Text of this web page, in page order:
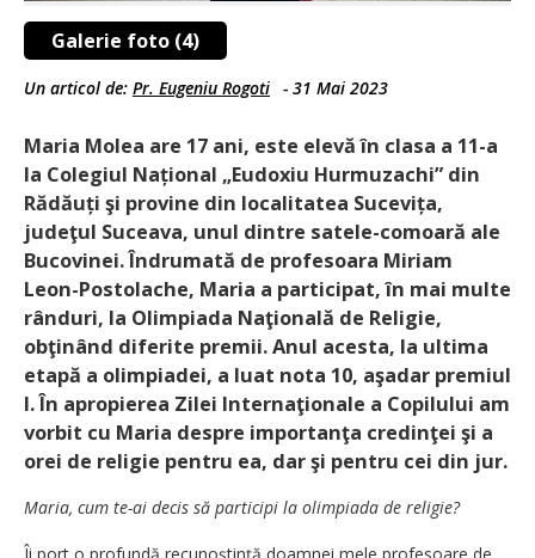
Galerie foto (4)
Un articol de: Pr. Eugeniu Rogoti - 31 Mai 2023
Maria Molea are 17 ani, este elevă în clasa a 11-a
la Colegiul Na­țio­nal „Eudoxiu Hurmuzachi” din
Rădăuți şi provine din localitatea Sucevița,
judeţul Suceava, unul dintre satele-comoară ale
Bucovinei. Îndrumată de profesoara Miriam
Leon-Postolache, Maria a participat, în mai multe
rânduri, la Olimpiada Naţională de Religie,
obţinând diferite premii. Anul acesta, la ultima
etapă a olimpia­dei, a luat nota 10, aşadar premiul
I. În apropierea Zilei Internaţionale a Copilului am
vorbit cu Maria despre importanţa credinţei şi a
orei de religie pentru ea, dar şi pentru cei din jur.
Maria, cum te-ai decis să parti­cipi la olimpiada de religie?
Îi port o profundă recunoștință doamnei mele profesoare de